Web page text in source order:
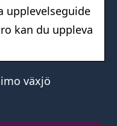
upplevelseguide
kan du uppleva
växjö